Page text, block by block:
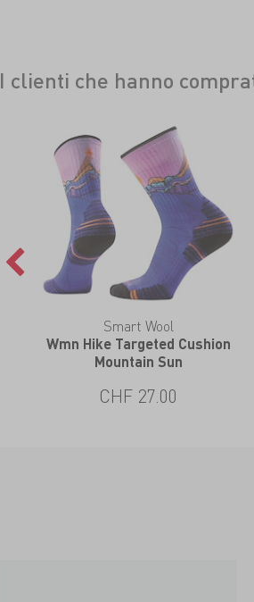
I clienti che hanno
Smart Wool
Wmn Hike Targeted Cushion
Mountain Sun
CHF 27.00